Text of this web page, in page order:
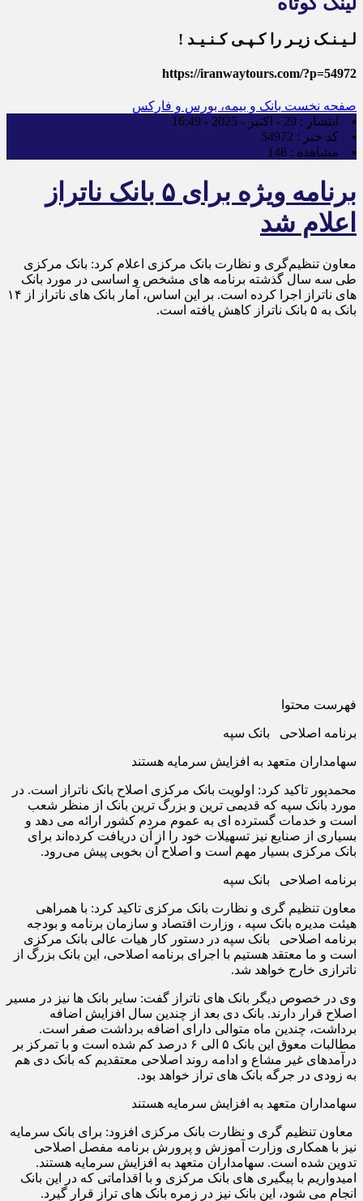
لـیـنـک زیـر را کـپـی کـنـیـد !
https://iranwaytours.com/?p=54972
صفحه نخست بانک و بیمه، بورس و فارکس
انتشار : 29 - اکتبر - 2025 - 16:49
کد خبر : 54972
مشاهده : 148
برنامه ویژه برای ۵ بانک ناتراز
اعلام شد
معاون تنظیم‌گری و نظارت بانک مرکزی اعلام کرد: بانک مرکزی
طی سه سال گذشته برنامه های مشخص و اساسی در مورد بانک
های ناتراز اجرا کرده است. بر این اساس، آمار بانک های ناتراز از ۱۴
بانک به ۵ بانک ناتراز کاهش یافته است.
فهرست محتوا
برنامه اصلاحی بانک سپه
سهامداران متعهد به افزایش سرمایه هستند
محمدپور تاکید کرد: اولویت بانک مرکزی اصلاح بانک ناتراز است. در
مورد بانک سپه که قدیمی ترین و بزرگ ترین بانک از منظر شعب
است و خدمات گسترده ای به عموم مردم کشور ارائه می دهد و
بسیاری از صنایع نیز تسهیلات خود را از آن دریافت کرده‌اند برای
بانک مرکزی بسیار مهم است و اصلاح آن بخوبی پیش می‌رود.
برنامه اصلاحی بانک سپه
معاون تنظیم گری و نظارت بانک مرکزی تاکید کرد: با همراهی
هیئت مدیره بانک سپه ، وزارت اقتصاد و سازمان برنامه و بودجه
برنامه اصلاحی بانک سپه در دستور کار هیات عالی بانک مرکزی
است و ما معتقد هستیم با اجرای برنامه اصلاحی، این بانک بزرگ از
ناترازی خارج خواهد شد.
وی در خصوص دیگر بانک های ناتراز گفت: سایر بانک ها نیز در مسیر
اصلاح قرار دارند. بانک دی بعد از چندین سال افزایش اضافه
برداشت، چندین ماه متوالی دارای اضافه برداشت صفر است.
مطالبات معوق این بانک ۵ الی ۶ درصد کم شده است و با تمرکز بر
درآمدهای غیر مشاع و ادامه روند اصلاحی معتقدیم که بانک دی هم
به زودی در جرگه بانک های تراز خواهد بود.
سهامداران متعهد به افزایش سرمایه هستند
معاون تنظیم گری و نظارت بانک مرکزی افزود: برای بانک سرمایه
نیز با همکاری وزارت آموزش و پرورش برنامه مفصل اصلاحی
تدوین شده است. سهامداران متعهد به افزایش سرمایه هستند.
امیدواریم با پیگیری های بانک مرکزی و با اقداماتی که در این بانک
انجام می شود، این بانک نیز در زمره بانک های تراز قرار گیرد.